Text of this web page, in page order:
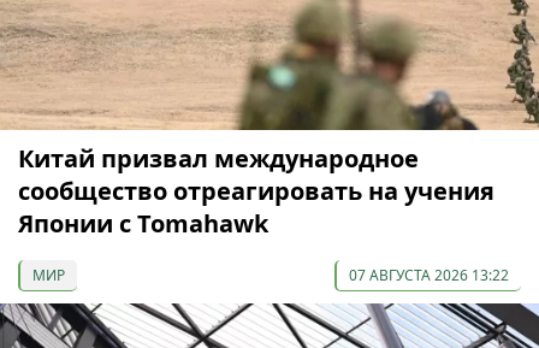
Китай призвал международное
сообщество отреагировать на учения
Японии с Tomahawk
МИР 07 АВГУСТА 2026 13:22